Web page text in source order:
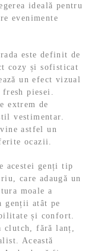
ideală pentru
evenimente
este definit de
cozy și sofisticat
un efect vizual
piesei.
extrem de
vestimentar.
astfel un
ocazii.
acestei genți tip
care adaugă un
moale a
genții atât pe
și confort.
fără lanț,
Această